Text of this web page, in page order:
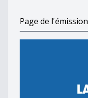
Page de l'émission